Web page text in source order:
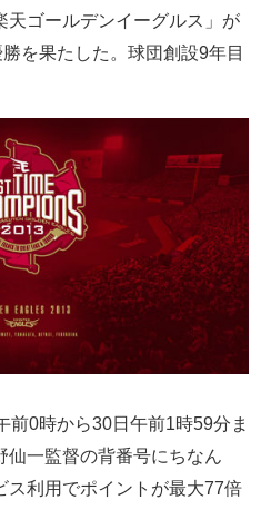
ゴールデンイーグルス」が
を果たした。球団創設9年目
0時から30日午前1時59分ま
仙一監督の背番号にちなん
ス利用でポイントが最大77倍